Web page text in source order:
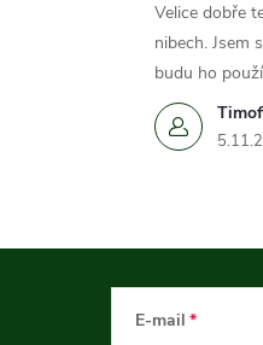
Velice dobře
nibech. Jsem
budu ho
E-mail